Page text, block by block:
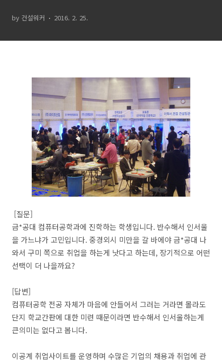
by 건설워커 2016. 2. 25.
[질문]
금*공대 컴퓨터공학과에 진학하는 학생입니다. 반수해서 인서울
을 가느냐가 고민입니다. 중경외시 미만을 갈 바에야 금*공대 나
와서 구미 쪽으로 취업을 하는게 낫다고 하는데, 장기적으로 어떤
선택이 더 나을까요?
[답변]
컴퓨터공학 전공 자체가 마음에 안들어서 그러는 거라면 몰라도
단지 학교간판에 대한 미련 때문이라면 반수해서 인서울하는게
큰의미는 없다고 봅니다.
이공계 취업사이트를 운영하며 수많은 기업의 채용과 취업에 관